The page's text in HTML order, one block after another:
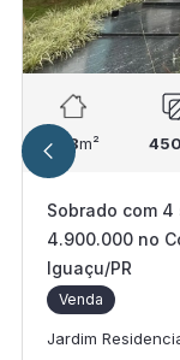
458m²
Sobrado com 4
4.900.000 no
Iguaçu/PR
Venda
Jardim